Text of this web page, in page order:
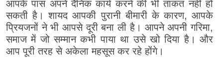
आपके पास अपने दैनिक कार्य करने की भी ताकत नहीं हो
सकती है। शायद आपकी पुरानी बीमारी के कारण, आपके
प्रियजनों ने भी आपसे दूरी बना ली है। आपने अपनी गरिमा,
समाज में जो सम्मान कभी पाया था उसे खो दिया है। और
आप पूरी तरह से अकेला महसूस कर रहे होंगे।